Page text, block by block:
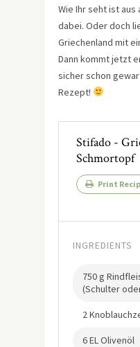
Wie Ihr seht ist aus
dabei. Oder doch
Griechenland mit
Dann kommt jetzt
sicher schon
Rezept!
Stifado -
Schmortopf
Print
INGREDIENTS
750 g
(Schulter
2
6 EL Olivenöl